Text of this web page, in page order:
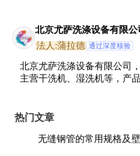
北京尤萨洗涤设备有限公
法人:蒲拉德 通过深度核验
北京尤萨洗涤设备有限公司
主营干洗机、湿洗机等，产
热门文章
无缝钢管的常用规格及